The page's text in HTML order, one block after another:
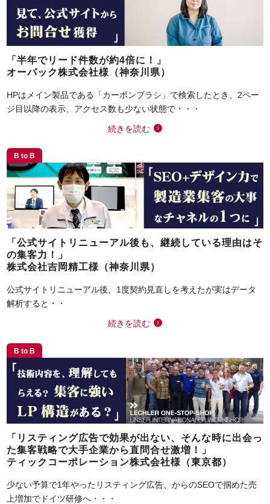
「半年でリード件数が約4倍に！」
オーパック株式会社様（神奈川県）
HPはメイン製品である「カーボンブラシ」で検索したとき、2ペー
ジ目以降の表示、アクセス数も少ない状態で・・・
続きを読む
B to B
「公式サイトリニューアル後も、継続している理由はそ
の集客力！」
株式会社吉岡精工様（神奈川県）
公式サイトリニューアル後、1度契約見直しを考えたが実はデータ
解析すると・・
続きを読む
B to B
「リスティング広告で効果が出ない、そんな時に出会っ
た集客戦略で大手企業から直問合せ激増！」
ティックコーポレーション株式会社様（東京都）
少ない予算で1年やったリスティング広告、からのSEOで掴めた売
上増加でドイツ研修へ・・・